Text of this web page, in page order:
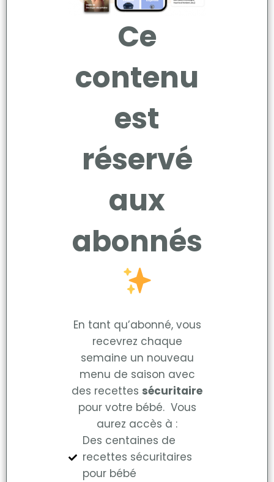
Ce
contenu
est
réservé
aux
abonnés
En tant qu’abonné, vous
recevrez chaque
semaine un nouveau
menu de saison avec
des recettes sécuritaire
pour votre bébé. Vous
aurez accès à :
Des centaines de
recettes sécuritaires
pour bébé